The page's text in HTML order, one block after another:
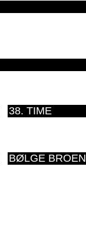
38. TIME
BØLGE BROEN